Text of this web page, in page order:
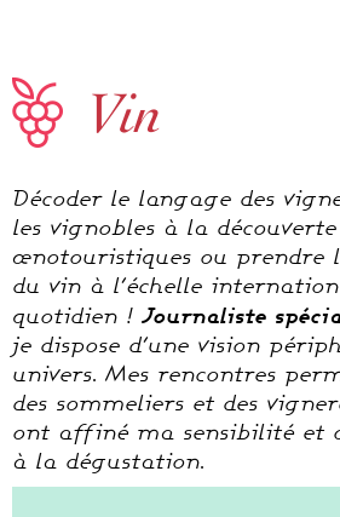
Vin
Décoder le langage des
les vignobles à la
œnotouristiques ou prendre
du vin à l’échelle
quotidien ! Journaliste
je dispose d’une vision
univers. Mes rencontres
des sommeliers et des
ont affiné ma sensibilité et
à la dégustation.